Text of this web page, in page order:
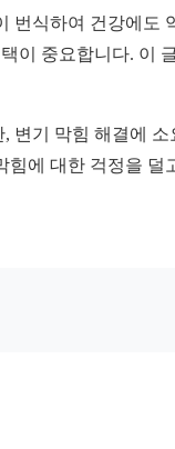
식하여 건강에도
이 중요합니다. 이
기 막힘 해결에
에 대한 걱정을 덜